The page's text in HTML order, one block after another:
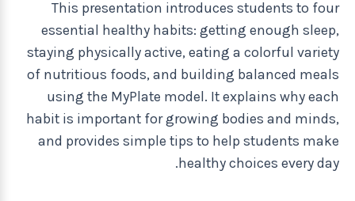
This presentation introduces students to four
essential healthy habits: getting enough sleep,
staying physically active, eating a colorful variety
of nutritious foods, and building balanced meals
using the MyPlate model. It explains why each
habit is important for growing bodies and minds,
and provides simple tips to help students make
healthy choices every day.